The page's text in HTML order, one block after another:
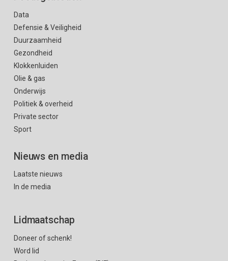
Data
Defensie & Veiligheid
Duurzaamheid
Gezondheid
Klokkenluiden
Olie & gas
Onderwijs
Politiek & overheid
Private sector
Sport
Nieuws en media
Laatste nieuws
In de media
Lidmaatschap
Doneer of schenk!
Word lid